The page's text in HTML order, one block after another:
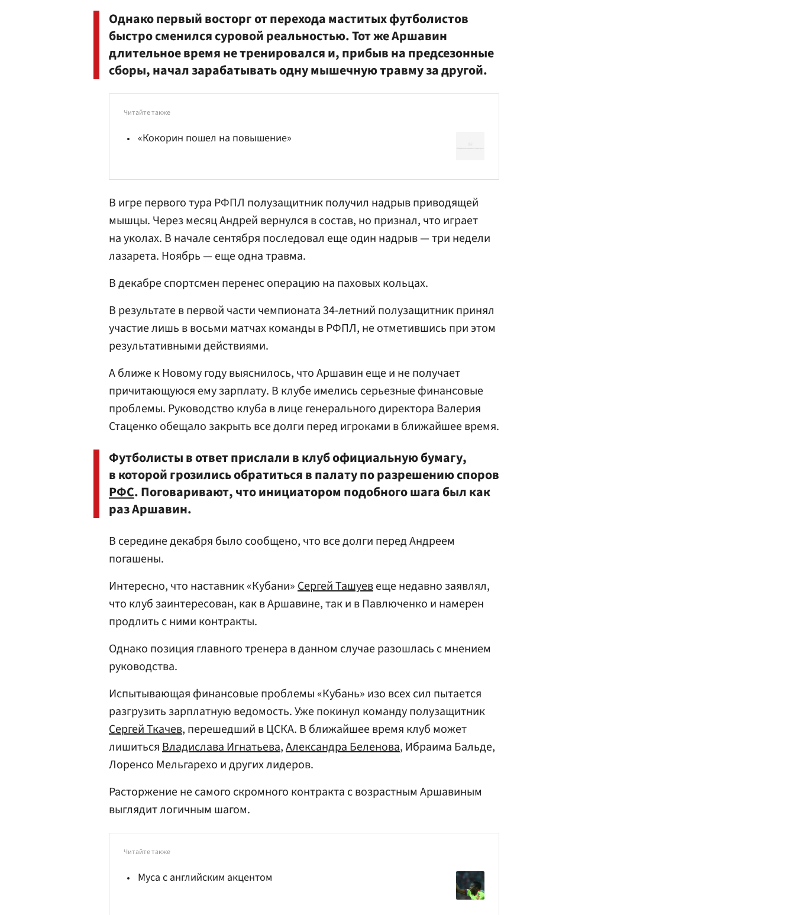
Однако первый восторг от перехода маститых футболистов
быстро сменился суровой реальностью. Тот же Аршавин
длительное время не тренировался и, прибыв на предсезонные
сборы, начал зарабатывать одну мышечную травму за другой.
Читайте также
«Кокорин пошел на повышение»
В игре первого тура РФПЛ полузащитник получил надрыв приводящей
мышцы. Через месяц Андрей вернулся в состав, но признал, что играет
на уколах. В начале сентября последовал еще один надрыв — три недели
лазарета. Ноябрь — еще одна травма.
В декабре спортсмен перенес операцию на паховых кольцах.
В результате в первой части чемпионата 34-летний полузащитник принял
участие лишь в восьми матчах команды в РФПЛ, не отметившись при этом
результативными действиями.
А ближе к Новому году выяснилось, что Аршавин еще и не получает
причитающуюся ему зарплату. В клубе имелись серьезные финансовые
проблемы. Руководство клуба в лице генерального директора Валерия
Стаценко обещало закрыть все долги перед игроками в ближайшее время.
Футболисты в ответ прислали в клуб официальную бумагу,
в которой грозились обратиться в палату по разрешению споров
РФС. Поговаривают, что инициатором подобного шага был как
раз Аршавин.
В середине декабря было сообщено, что все долги перед Андреем
погашены.
Интересно, что наставник «Кубани»Сергей Ташуевеще недавно заявлял,
что клуб заинтересован, как в Аршавине, так и в Павлюченко и намерен
продлить с ними контракты.
Однако позиция главного тренера в данном случае разошлась с мнением
руководства.
Испытывающая финансовые проблемы «Кубань» изо всех сил пытается
разгрузить зарплатную ведомость. Уже покинул команду полузащитник
Сергей Ткачев, перешедший в ЦСКА. В ближайшее время клуб может
лишитьсяВладислава Игнатьева,Александра Беленова, Ибраима Бальде,
Лоренсо Мельгарехо и других лидеров.
Расторжение не самого скромного контракта с возрастным Аршавиным
выглядит логичным шагом.
Читайте также
Муса с английским акцентом